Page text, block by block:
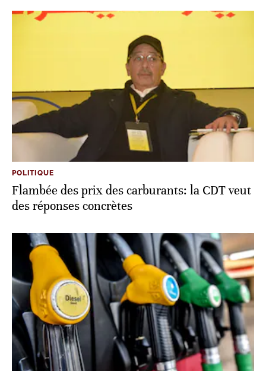
POLITIQUE
Flambée des prix des carburants: la CDT veut
des réponses concrètes